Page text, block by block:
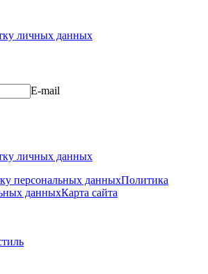
личных данных
E-mail
личных данных
персональных данныхПолитика
данныхКарта сайта